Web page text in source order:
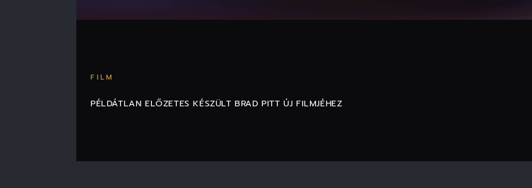
FILM
PÉLDÁTLAN ELŐZETES KÉSZÜLT BRAD PITT ÚJ FILMJÉHEZ